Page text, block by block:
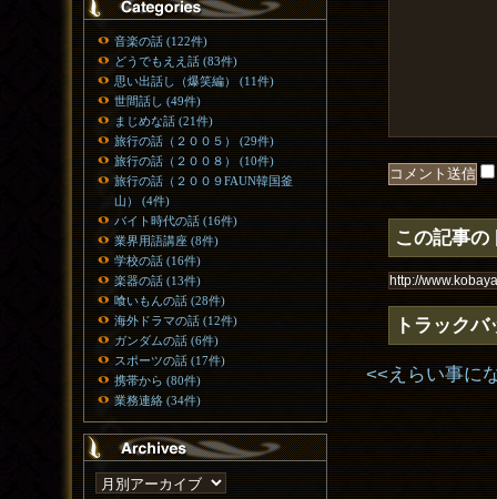
この記事の
トラックバ
<<えらい事に
音楽の話 (122件)
どうでもええ話 (83件)
思い出話し（爆笑編） (11件)
世間話し (49件)
まじめな話 (21件)
旅行の話（２００５） (29件)
旅行の話（２００８） (10件)
旅行の話（２００９FAUN韓国釜
山） (4件)
バイト時代の話 (16件)
業界用語講座 (8件)
学校の話 (16件)
楽器の話 (13件)
喰いもんの話 (28件)
海外ドラマの話 (12件)
ガンダムの話 (6件)
スポーツの話 (17件)
携帯から (80件)
業務連絡 (34件)